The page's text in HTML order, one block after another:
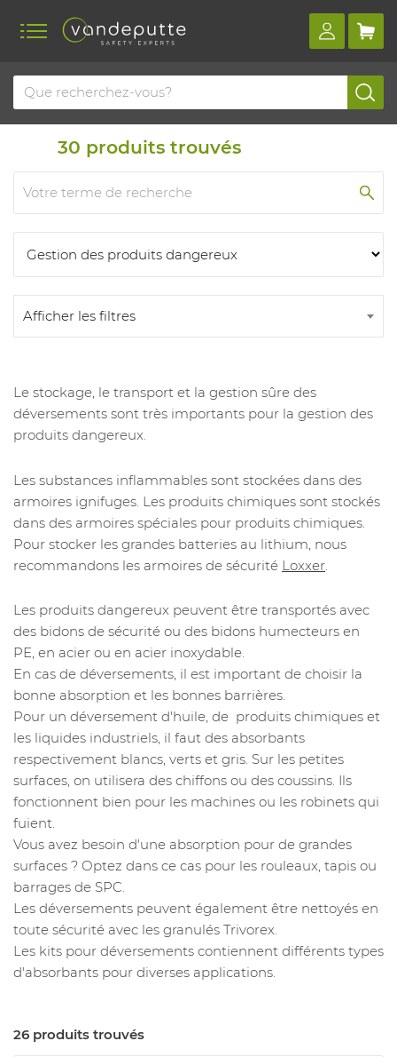
Home Produits Produits
30 produits trouvés
Afficher les filtres
Le stockage, le transport et la gestion sûre des
déversements sont très importants pour la gestion des
produits dangereux.
Les substances inflammables sont stockées dans des
armoires ignifuges. Les produits chimiques sont stockés
dans des armoires spéciales pour produits chimiques.
Pour stocker les grandes batteries au lithium, nous
recommandons les armoires de sécurité Loxxer
Les produits dangereux peuvent être transportés avec
des bidons de sécurité ou des bidons humecteurs en
PE, en acier ou en acier inoxydable.
En cas de déversements, il est important de choisir la
bonne absorption et les bonnes barrières.
Pour un déversement d'huile, de produits chimiques et
les liquides industriels, il faut des absorbants
respectivement blancs, verts et gris. Sur les petites
surfaces, on utilisera des chiffons ou des coussins. Ils
fonctionnent bien pour les machines ou les robinets qui
fuient.
Vous avez besoin d'une absorption pour de grandes
surfaces ? Optez dans ce cas pour les rouleaux, tapis ou
barrages de SPC.
Les déversements peuvent également être nettoyés en
toute sécurité avec les granulés Trivorex.
Les kits pour déversements contiennent différents types
d'absorbants pour diverses applications.
26 produits trouvés